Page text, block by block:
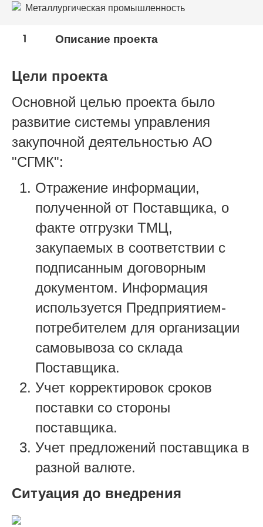
Металлургическая промышленность
1 Описание проекта
Цели проекта
Основной целью проекта было
развитие системы управления
закупочной деятельностью АО
"СГМК":
Отражение информации,
полученной от Поставщика, о
факте отгрузки ТМЦ,
закупаемых в соответствии с
подписанным договорным
документом. Информация
используется Предприятием-
потребителем для организации
самовывоза со склада
Поставщика.
Учет корректировок сроков
поставки со стороны
поставщика.
Учет предложений поставщика в
разной валюте.
Ситуация до внедрения